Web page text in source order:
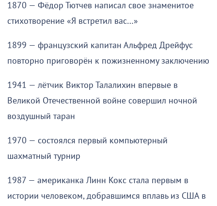
1870 — Фёдор Тютчев написал свое знаменитое
стихотворение «Я встретил вас…»
1899 — французский капитан Альфред Дрейфус
повторно приговорён к пожизненному заключению
1941 — лётчик Виктор Талалихин впервые в
Великой Отечественной войне совершил ночной
воздушный таран
1970 — состоялся первый компьютерный
шахматный турнир
1987 — американка Линн Кокс стала первым в
истории человеком, добравшимся вплавь из США в